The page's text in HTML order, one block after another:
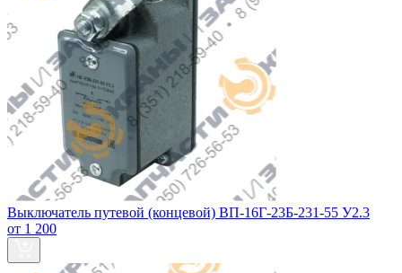
Выключатель путевой (концевой) ВП-16Г-23Б-231-55 У2.3
от 1 200